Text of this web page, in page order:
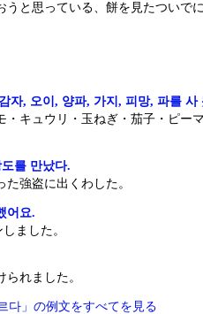
と思っている、餅を見たついで
자, 오이, 양파, 가지, 피망, 파를 사
キュウリ・玉ねぎ・茄子・ピー
를 만났다.
強盗に出くわした。
어요.
ました。
れました。
다」の例文をすべてを見る